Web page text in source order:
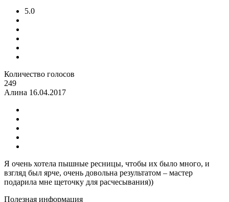
5.0
Количество голосов
249
Алина 16.04.2017
Я очень хотела пышные ресницы, чтобы их было много, и
взгляд был ярче, очень довольна результатом – мастер
подарила мне щеточку для расчесывания))
Полезная информация